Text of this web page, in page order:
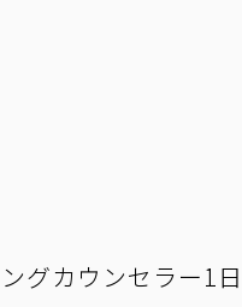
グカウンセラー1